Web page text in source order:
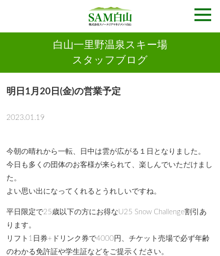
白山一里野温泉スキー場
スタッフブログ
明日1月20日(金)の営業予定
2023.01.19
今朝の晴れから一転、日中は雲が広がる１日となりました。
今日も多くの団体のお客様が来られて、楽しんでいただけまし
た。
よい思い出になってくれるとうれしいですね。
平日限定で25歳以下の方にお得なU25 Snow Challenge割引あ
ります。
リフト1日券+ドリンク券で4000円、チケット売場で必ず年齢
のわかる免許証や学生証などをご提示ください。